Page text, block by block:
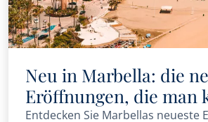
Neu in Marbella: die
Eröffnungen, die man
sollte
Entdecken Sie Marbellas neueste